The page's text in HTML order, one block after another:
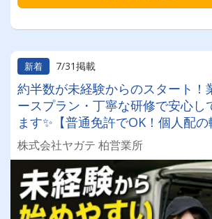
新着 7/31掲載
約半数が未経験からのスタート！
ースプラン・丁寧な研修で安心し
ます✨【普通免許でOK！個人配
バー！！】日払い・週払いOK♪し
活安定♪＼社員登用実績あり◎キ
狙えます！／
株式会社ヤガテ 柏営業所